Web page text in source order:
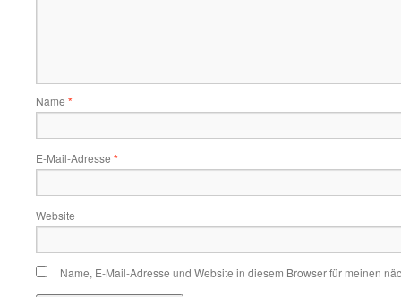
Name *
E-Mail-Adresse *
Website
Name, E-Mail-Adresse und Website in diesem Browser für meinen